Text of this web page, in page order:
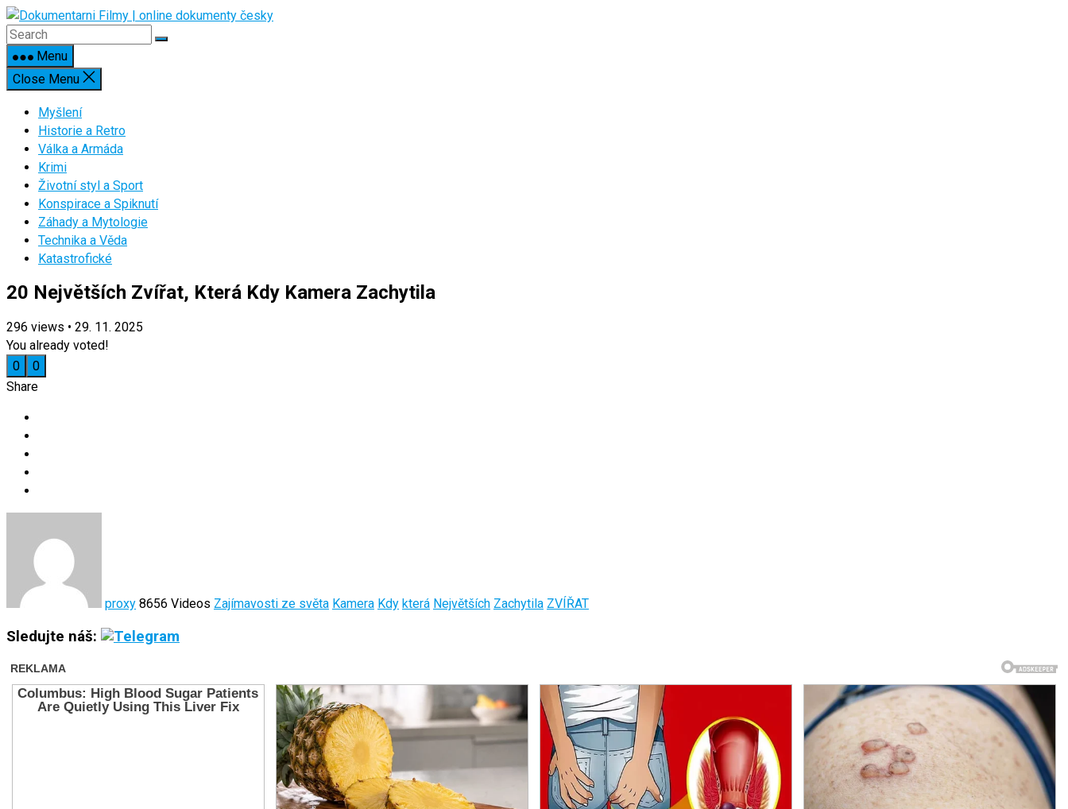
Skip
to
contentMenu
Close Menu
Myšlení
Historie a Retro
Válka a Armáda
Krimi
Životní styl a Sport
Konspirace a Spiknutí
Záhady a Mytologie
Technika a Věda
Katastrofické
20 Největších Zvířat, Která Kdy Kamera Zachytila
296 views • 29. 11. 2025
You already voted!
0
0
Share
proxy 8656 Videos Zajímavosti ze světa Kamera Kdy která Největších Zachytila ZVÍŘAT
Sledujte náš: